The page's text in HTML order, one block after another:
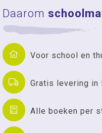
Daarom
Voor school en
Gratis levering in
Alle boeken per